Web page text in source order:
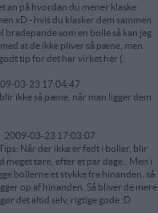
an på hvordan du mener klaske
xD - hvis du klasker dem sammen
bradepande som en bolle så kan jeg
at de ikke pliver så pæne, men
tip for det har virket her (:
03-23 17:04:47
ikke så pæne, når man ligger dem
2009-03-23 17:03:07
Når der ikke er fedt i boller, blir
meget tøre, efter et par dage.. Men i
bollerne et stykke fra hinanden, så
op af hinanden. Så bliver de mere
det altid selv, rigtige gode :D